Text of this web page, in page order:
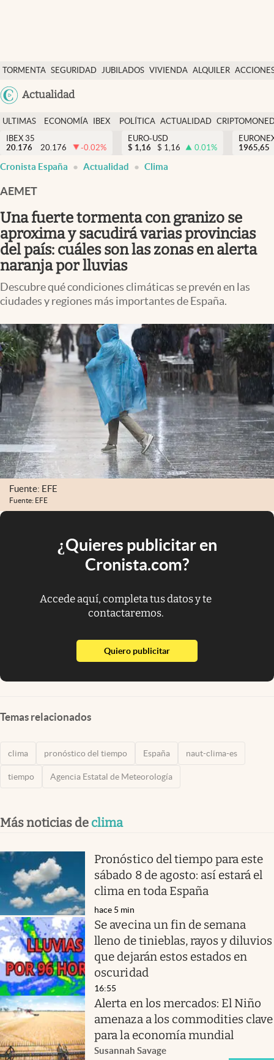
TORMENTA SEGURIDAD JUBILADOS VIVIENDA ALQUILER
USA
Actualidad
Economía y finanzas
Política
Actualidad
Criptomonedas
España
ULTIMAS
NOTICIAS
ECONOMÍA
FINANZAS
IBEX
EURO
POLÍTICA ACTUALIDAD
IBEX 35
20.176
20.176 -0.02%
EURO-USD
$ 1,16 $ 1,16 0.01%
1965,65
Cronista España Actualidad Clima
AEMET
Una fuerte tormenta con granizo se
aproxima y sacudirá varias provincias
del país: cuáles son las zonas en alerta
naranja por lluvias
Descubre qué condiciones climáticas se prevén en las
ciudades y regiones más importantes de España.
Fuente: EFE
Fuente: EFE
¿Quieres publicitar en
Cronista.com?
Accede aquí, completa tus datos y te
contactaremos.
Quiero publicitarabre en nueva pestaña
Temas relacionados
clima pronóstico del tiempo España naut-clima-es
tiempo Agencia Estatal de Meteorología
Más noticias de clima
Pronóstico del tiempo para este
sábado 8 de agosto: así estará el
clima en toda España
hace 5 min
Se avecina un fin de semana
lleno de tinieblas, rayos y diluvios
que dejarán estos estados en
oscuridad
16:55
Alerta en los mercados: El Niño
amenaza a los commodities clave
para la economía mundial
Susannah Savage